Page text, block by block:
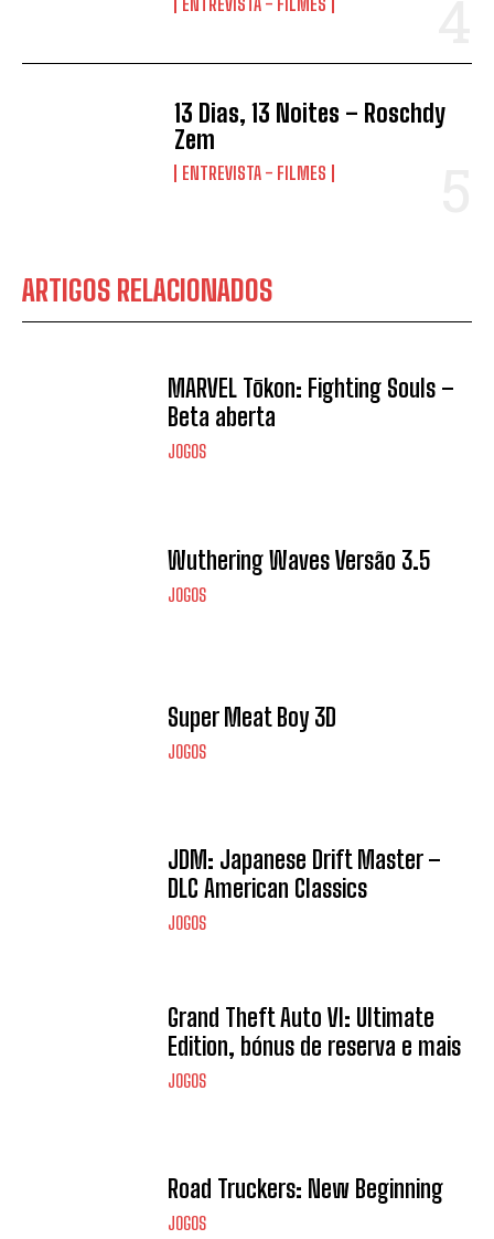
13 Dias, 13 Noites – Roschdy
Zem
ENTREVISTA - FILMES
ARTIGOS RELACIONADOS
MARVEL Tōkon: Fighting Souls –
Beta aberta
JOGOS
Wuthering Waves Versão 3.5
JOGOS
Super Meat Boy 3D
JOGOS
JDM: Japanese Drift Master –
DLC American Classics
JOGOS
Grand Theft Auto VI: Ultimate
Edition, bónus de reserva e mais
JOGOS
Road Truckers: New Beginning
JOGOS